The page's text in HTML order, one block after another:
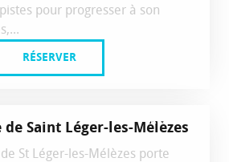
pour progresser à son
RÉSERVER
Saint Léger-les-Mélèzes
St Léger-les-Mélèzes porte
Réservable